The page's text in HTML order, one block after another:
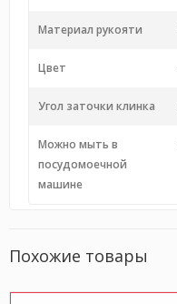
Материал рукояти
Цвет
Угол заточки клинка
Можно мыть в
посудомоечной
машине
Похожие товары